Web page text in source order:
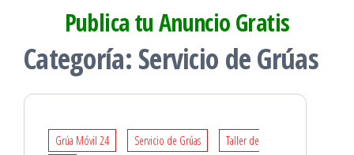
Publica tu Anuncio Gratis
Categoría: Servicio de Grúas
Grúa Móvil 24 Servicio de Grúas
Taller de